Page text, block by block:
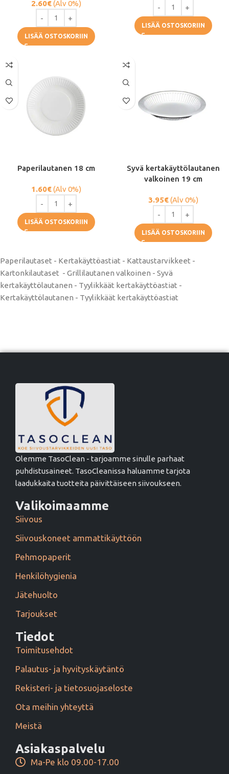
2.60€(Alv 0%)
LISÄÄ OSTOSKORIIN
LISÄÄ OSTOSKORIIN
Paperilautanen 18 cm
1.60€(Alv 0%)
LISÄÄ OSTOSKORIIN
Syvä kertakäyttölautanen
valkoinen 19 cm
3.95€(Alv 0%)
LISÄÄ OSTOSKORIIN
Paperilautaset - Kertakäyttöastiat - Kattaustarvikkeet -
Kartonkilautaset - Grillilautanen valkoinen - Syvä
kertakäyttölautanen - Tyylikkäät kertakäyttöastiat -
Kertakäyttölautanen - Tyylikkäät kertakäyttöastiat
Olemme TasoClean - tarjoamme sinulle parhaat
puhdistusaineet. TasoCleanissa haluamme tarjota
laadukkaita tuotteita päivittäiseen siivoukseen.
Valikoimaamme
Siivous
Siivouskoneet ammattikäyttöön
Pehmopaperit
Henkilöhygienia
Jätehuolto
Tarjoukset
Tiedot
Toimitusehdot
Palautus- ja hyvityskäytäntö
Rekisteri- ja tietosuojaseloste
Ota meihin yhteyttä
Meistä
Asiakaspalvelu
Ma-Pe klo 09.00-17.00